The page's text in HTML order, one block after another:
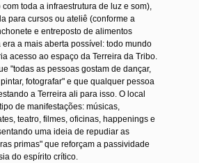
toda a infraestrutura de luz e som),
para cursos ou ateliê (conforme a
e entreposto de alimentos
era a mais aberta possível: todo mundo
acesso ao espaço da Terreira da Tribo.
"todas as pessoas gostam de dançar,
fotografar" e que qualquer pessoa
a Terreira ali para isso. O local
de manifestações: músicas,
teatro, filmes, oficinas, happenings e
uma ideia de repudiar as
primas" que reforçam a passividade
do espírito crítico.